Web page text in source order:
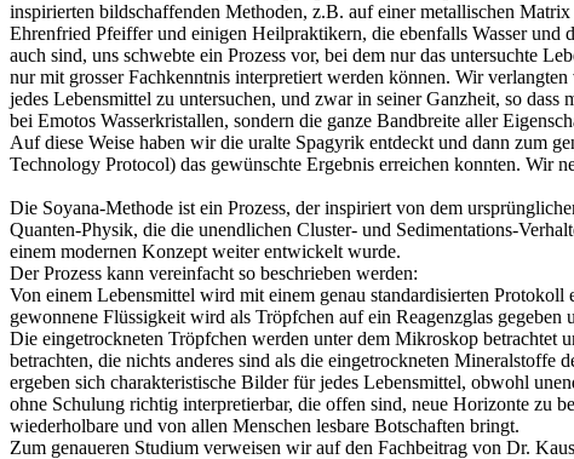
inspirierten bildschaffenden Methoden, z.B. auf einer metallischen
Ehrenfried Pfeiffer und einigen Heilpraktikern, die ebenfalls Wasser und
auch sind, uns schwebte ein Prozess vor, bei dem nur das untersuchte
nur mit grosser Fachkenntnis interpretiert werden können. Wir
jedes Lebensmittel zu untersuchen, und zwar in seiner Ganzheit, so
bei Emotos Wasserkristallen, sondern die ganze Bandbreite aller
Auf diese Weise haben wir die uralte Spagyrik entdeckt und dann zum
Technology Protocol) das gewünschte Ergebnis erreichen konnten. Wir
Die Soyana-Methode ist ein Prozess, der inspiriert von dem
Quanten-Physik, die die unendlichen Cluster- und Sedimentations-
einem modernen Konzept weiter entwickelt wurde.
Der Prozess kann vereinfacht so beschrieben werden:
Von einem Lebensmittel wird mit einem genau standardisierten
gewonnene Flüssigkeit wird als Tröpfchen auf ein Reagenzglas
Die eingetrockneten Tröpfchen werden unter dem Mikroskop betrachtet
betrachten, die nichts anderes sind als die eingetrockneten
ergeben sich charakteristische Bilder für jedes Lebensmittel, obwohl
ohne Schulung richtig interpretierbar, die offen sind, neue Horizonte zu
wiederholbare und von allen Menschen lesbare Botschaften bringt.
Zum genaueren Studium verweisen wir auf den Fachbeitrag von Dr.